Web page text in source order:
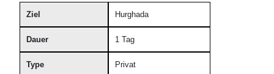
Ziel
Dauer
Type
Hurghada
1 Tag
Privat